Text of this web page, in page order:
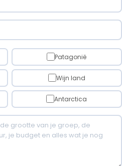
Fysieke belasting: matig.
inbegrepen.
Lunchpakket, Diner.
Lunchpakket.
Patagonië
Wijn land
Antarctica